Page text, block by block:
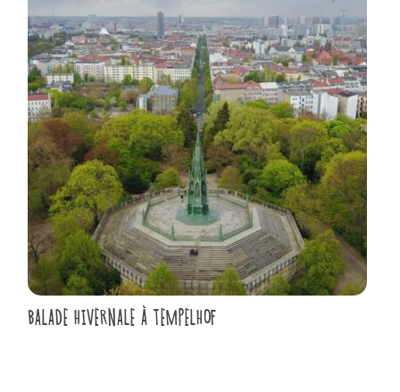
BALADE HIVERNALE À TEMPELHOF